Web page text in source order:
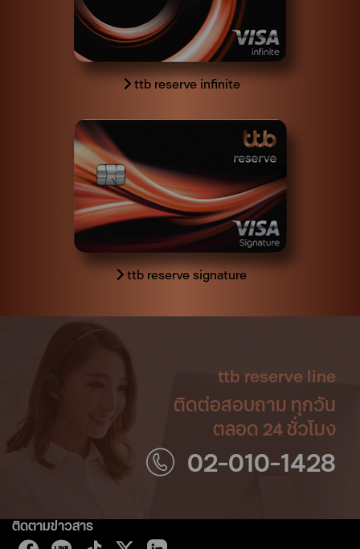
ttb reserve infinite
ttb reserve signature
ttb reserve line
ติดต่อสอบถาม ทุกวัน
ตลอด 24 ชั่วโมง
02-010-1428
ติดตามข่าวสาร